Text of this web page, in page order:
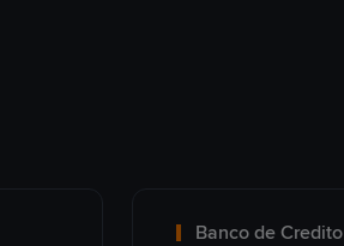
Banco de Credito